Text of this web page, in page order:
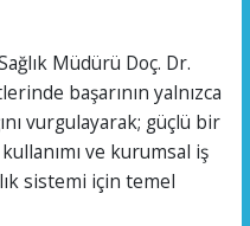
Müdürü Doç. Dr.
başarının yalnızca
vurgulayarak; güçlü bir
ve kurumsal iş
sistemi için temel